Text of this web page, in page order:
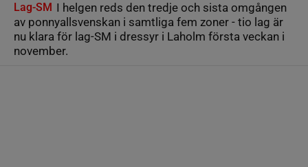
Lag-SM I helgen reds den tredje och sista omgången
av ponnyallsvenskan i samtliga fem zoner - tio lag är
nu klara för lag-SM i dressyr i Laholm första veckan i
november.